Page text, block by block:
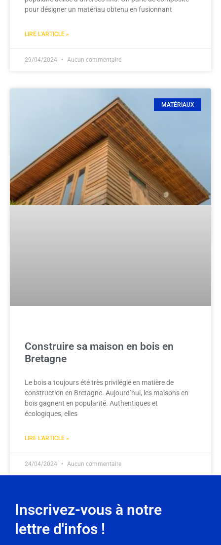
pour désigner un matériau obtenu en fusionnant
LIRE L'ARTICLE »
29/04/2024 Aucun commentaire
MATÉRIAUX
Construire sa maison en bois en
Bretagne
Le bois a toujours été très privilégié en matière de
construction en Bretagne. Aujourd’hui, les maisons en
bois gagnent en popularité. Authentiques et
écologiques, elles
LIRE L'ARTICLE »
24/04/2024 Aucun commentaire
Inscrivez-vous à notre
lettre d'infos !